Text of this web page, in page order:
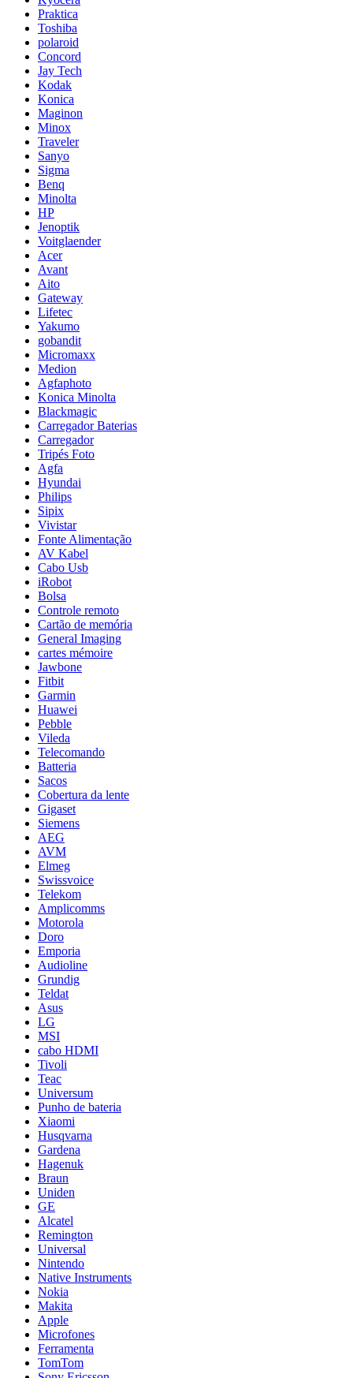
Praktica
Toshiba
polaroid
Concord
Jay Tech
Kodak
Konica
Maginon
Minox
Traveler
Sanyo
Sigma
Benq
Minolta
HP
Jenoptik
Voitglaender
Acer
Avant
Aito
Gateway
Lifetec
Yakumo
gobandit
Micromaxx
Medion
Agfaphoto
Konica Minolta
Blackmagic
Carregador Baterias
Carregador
Tripés Foto
Agfa
Hyundai
Philips
Sipix
Vivistar
Fonte Alimentação
AV Kabel
Cabo Usb
iRobot
Bolsa
Controle remoto
Cartão de memória
General Imaging
cartes mémoire
Jawbone
Fitbit
Garmin
Huawei
Pebble
Vileda
Telecomando
Batteria
Sacos
Cobertura da lente
Gigaset
Siemens
AEG
AVM
Elmeg
Swissvoice
Telekom
Amplicomms
Motorola
Doro
Emporia
Audioline
Grundig
Teldat
Asus
LG
MSI
cabo HDMI
Tivoli
Teac
Universum
Punho de bateria
Xiaomi
Husqvarna
Gardena
Hagenuk
Braun
Uniden
GE
Alcatel
Remington
Universal
Nintendo
Native Instruments
Nokia
Makita
Apple
Microfones
Ferramenta
TomTom